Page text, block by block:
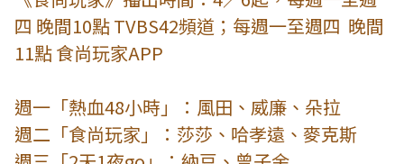
四 晚間10點 TVBS42頻道；每週一至週四 晚間
11點 食尚玩家APP
週一「熱血48小時」：風田、威廉、朵拉
週二「食尚玩家」：莎莎、哈孝遠、麥克斯